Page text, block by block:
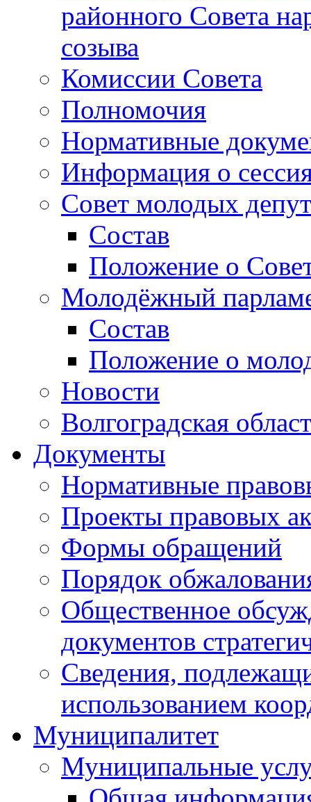
районного Совета
созыва
Комиссии Совета
Полномочия
Нормативные
Информация о
Совет молодых
Состав
Положение о
Молодёжный
Состав
Положение о
Новости
Волгоградская
Документы
Нормативные
Проекты правовых
Формы обращений
Порядок
Общественное
документов
Сведения,
использованием
Муниципалитет
Муниципальные